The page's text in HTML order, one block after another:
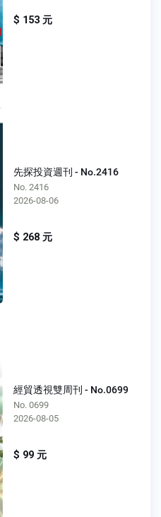
$ 153 元
先探投資週刊 - No.2416
No. 2416
2026-08-06
$ 268 元
經貿透視雙周刊 - No.0699
No. 0699
2026-08-05
$ 99 元